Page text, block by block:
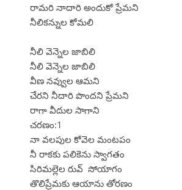
రామరి నాదారి అందుకో ప్రేమని
నీలికన్నుల కోమలి
నీలి వెన్నెల జాబిలి
నీలి వెన్నెల జాబిలి
వీణ నవ్వుల ఆమని
చేరని నీదారి పొందని ప్రేమని
రాగా వీదుల సాగాని
చరణం:1
నా వలపుల కోవెల మంటపం
నీ రాకకు పలికెను స్వాగతం
సిరిమల్లెల రువ్ సోయాగం
తొలిప్రేమకు ఆయాను తోరణం